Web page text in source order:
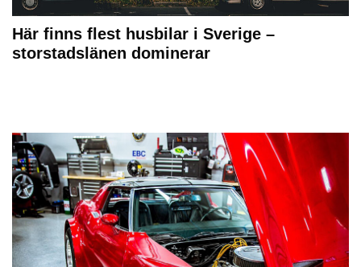
Här finns flest husbilar i Sverige –
storstadslänen dominerar